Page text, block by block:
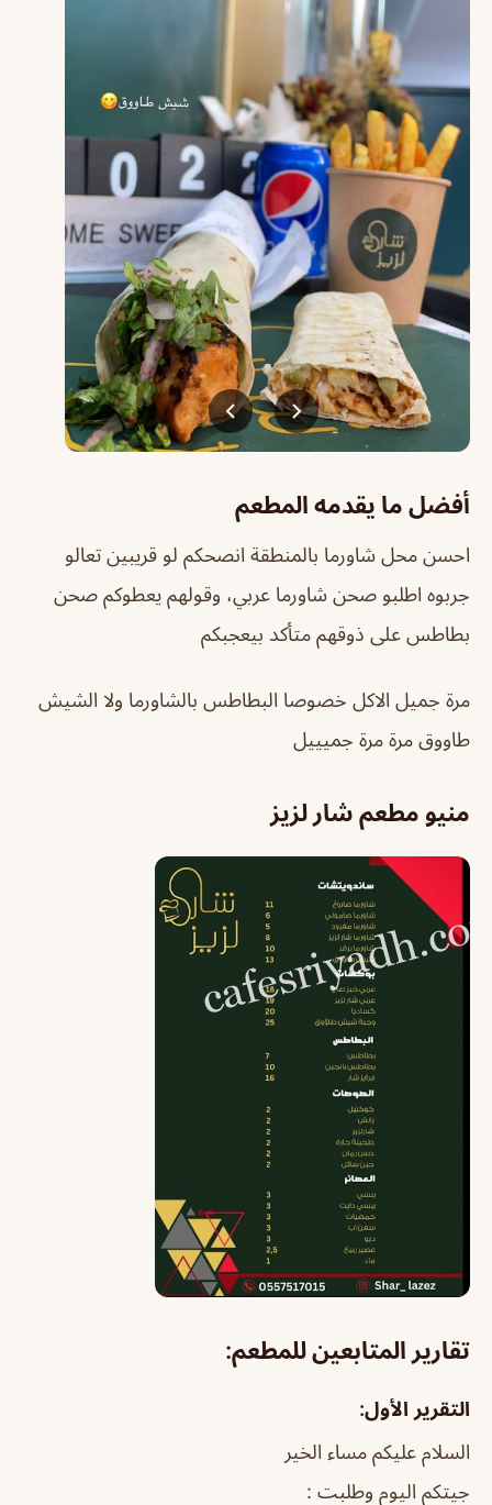
أفضل ما يقدمه المطعم
احسن محل شاورما بالمنطقة انصحكم لو قريبين تعالو
جربوه اطلبو صحن شاورما عربي، وقولهم يعطوكم صحن
بطاطس على ذوقهم متأكد بيعجبكم
مرة جميل الاكل خصوصا البطاطس بالشاورما ولا الشيش
طاووق مرة مرة جميييل
منيو مطعم شار لزيز
تقارير المتابعين للمطعم:
التقرير الأول:
السلام عليكم مساء الخير
جيتكم اليوم وطلبت :